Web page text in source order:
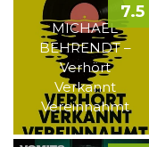
MICHAEL
BEHRENDT –
Verhört
Verkannt
Vereinnahmt
7.5